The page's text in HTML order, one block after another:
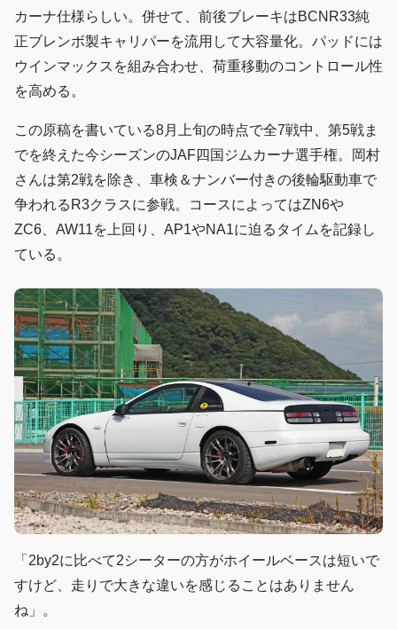
カーナ仕様らしい。併せて、前後ブレーキはBCNR33純
正ブレンボ製キャリパーを流用して大容量化。パッドには
ウインマックスを組み合わせ、荷重移動のコントロール性
を高める。
この原稿を書いている8月上旬の時点で全7戦中、第5戦ま
でを終えた今シーズンのJAF四国ジムカーナ選手権。岡村
さんは第2戦を除き、車検＆ナンバー付きの後輪駆動車で
争われるR3クラスに参戦。コースによってはZN6や
ZC6、AW11を上回り、AP1やNA1に迫るタイムを記録し
ている。
「2by2に比べて2シーターの方がホイールベースは短いで
すけど、走りで大きな違いを感じることはありません
ね」。